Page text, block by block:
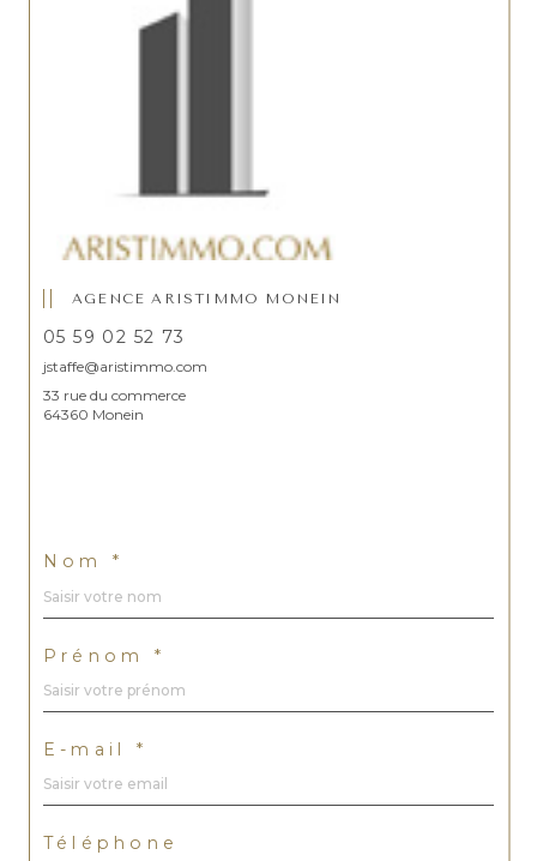
AGENCE ARISTIMMO MONEIN
05 59 02 52 73
jstaffe@aristimmo.com
33 rue du commerce
64360 Monein
Nom *
Prénom *
E-mail *
Téléphone